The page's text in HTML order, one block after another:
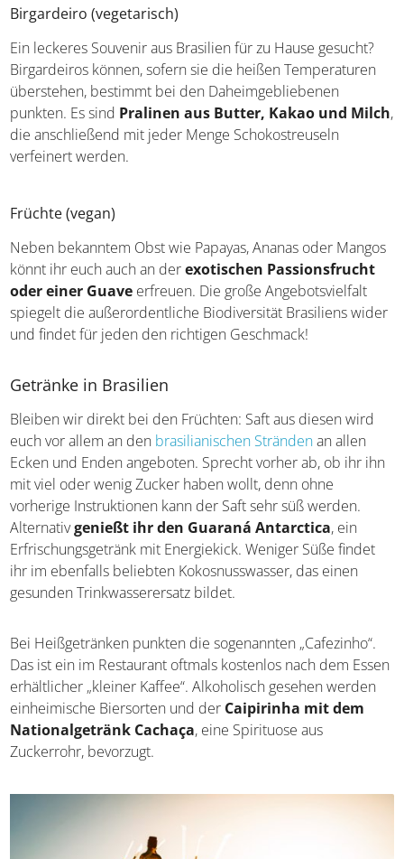
Birgardeiro (vegetarisch)
Ein leckeres Souvenir aus Brasilien für zu Hause gesucht?
Birgardeiros können, sofern sie die heißen Temperaturen
überstehen, bestimmt bei den Daheimgebliebenen
punkten. Es sind Pralinen aus Butter, Kakao und
Milch, die anschließend mit jeder Menge
Früchte (vegan)
Neben bekanntem Obst wie Papayas, Ananas oder
Mangos könnt ihr euch auch an derexotischen
Passionsfrucht oder einer Guaveerfreuen. Die große
Angebotsvielfalt spiegelt die außerordentliche
Biodiversität Brasiliens wider und findet für jeden den
Getränke in Brasilien
Bleiben wir direkt bei den Früchten: Saft aus diesen wird
euch vor allem an denbrasilianischen Strändenan allen
Ecken und Enden angeboten. Sprecht vorher ab, ob ihr
ihn mit viel oder wenig Zucker haben wollt, denn ohne
vorherige Instruktionen kann der Saft sehr süß werden.
Alternativgenießt ihr den Guaraná Antarctica, ein
Erfrischungsgetränk mit Energiekick. Weniger Süße findet
ihr im ebenfalls beliebten Kokosnusswasser, das einen
Bei Heißgetränken punkten die sogenannten „Cafezinho“.
Das ist ein im Restaurant oftmals kostenlos nach dem
Essen erhältlicher „kleiner Kaffee“. Alkoholisch gesehen
werden einheimische Biersorten und der
mit dem Nationalgetränk Cachaça